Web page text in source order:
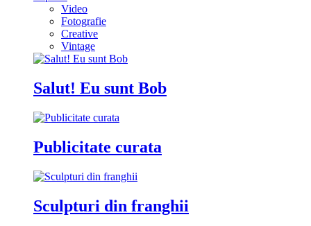
Video
Fotografie
Creative
Vintage
Salut! Eu sunt Bob
Publicitate curata
Sculpturi din franghii